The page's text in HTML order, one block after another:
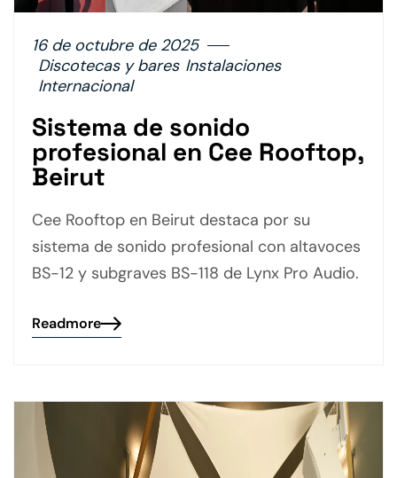
16 de octubre de 2025
Discotecas y bares Instalaciones
Internacional
Sistema de sonido
profesional en Cee Rooftop,
Beirut
Cee Rooftop en Beirut destaca por su
sistema de sonido profesional con altavoces
BS-12 y subgraves BS-118 de Lynx Pro Audio.
Readmore